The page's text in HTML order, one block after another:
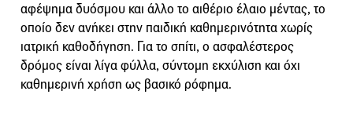
αφέψημα δυόσμου και άλλο το αιθέριο έλαιο μέντας, το
οποίο δεν ανήκει στην παιδική καθημερινότητα χωρίς
ιατρική καθοδήγηση. Για το σπίτι, ο ασφαλέστερος
δρόμος είναι λίγα φύλλα, σύντομη εκχύλιση και όχι
καθημερινή χρήση ως βασικό ρόφημα.